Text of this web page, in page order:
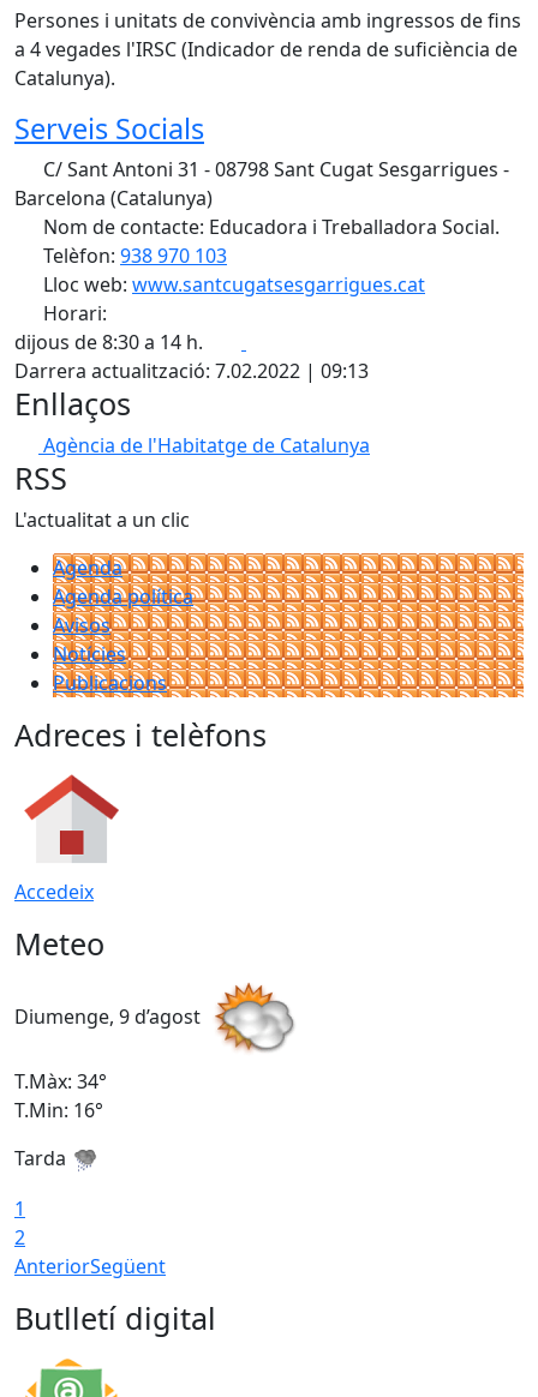
Persones i unitats de convivència amb ingressos de fins
a 4 vegades l'IRSC (Indicador de renda de suficiència de
Catalunya).
Serveis Socials
C/ Sant Antoni 31 - 08798 Sant Cugat Sesgarrigues -
Barcelona (Catalunya)
Nom de contacte: Educadora i Treballadora Social.
Telèfon: 938 970 103
Lloc web: www.santcugatsesgarrigues.cat
Horari:
dijous de 8:30 a 14 h.
Darrera actualització: 7.02.2022 | 09:13
Enllaços
Agència de l'Habitatge de Catalunya
RSS
L'actualitat a un clic
Agenda
Agenda política
Avisos
Notícies
Publicacions
Adreces i telèfons
Accedeix
Meteo
Diumenge, 9 d’agost
T.Màx: 34°
T.Min: 16°
Tarda
1
2
AnteriorSegüent
Butlletí digital